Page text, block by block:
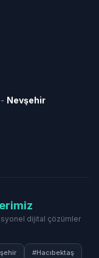
Nevşehir
dijital çözümler
#Hacıbektaş